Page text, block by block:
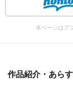
本ページはア
作品紹介・あら